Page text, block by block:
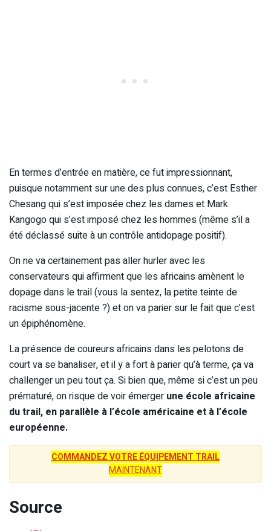
En termes d’entrée en matière, ce fut impressionnant,
puisque notamment sur une des plus connues, c’est Esther
Chesang qui s’est imposée chez les dames et Mark
Kangogo qui s’est imposé chez les hommes (même s’il a
été déclassé suite à un contrôle antidopage positif).
On ne va certainement pas aller hurler avec les
conservateurs qui affirment que les africains amènent le
dopage dans le trail (vous la sentez, la petite teinte de
racisme sous-jacente ?) et on va parier sur le fait que c’est
un épiphénomène.
La présence de coureurs africains dans les pelotons de
court va se banaliser, et il y a fort à parier qu’à terme, ça va
challenger un peu tout ça. Si bien que, même si c’est un peu
prématuré, on risque de voir émerger une école africaine
du trail, en parallèle à l’école américaine et à l’école
européenne.
COMMANDEZ VOTRE ÉQUIPEMENT TRAIL
MAINTENANT
Source